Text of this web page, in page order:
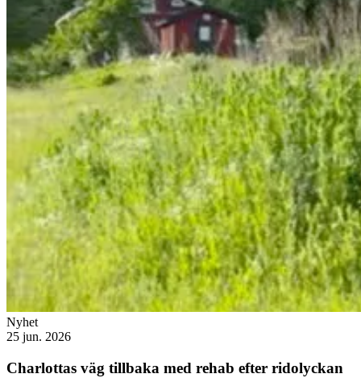
Nyhet
25 jun. 2026
Charlottas väg tillbaka med rehab efter ridolyckan